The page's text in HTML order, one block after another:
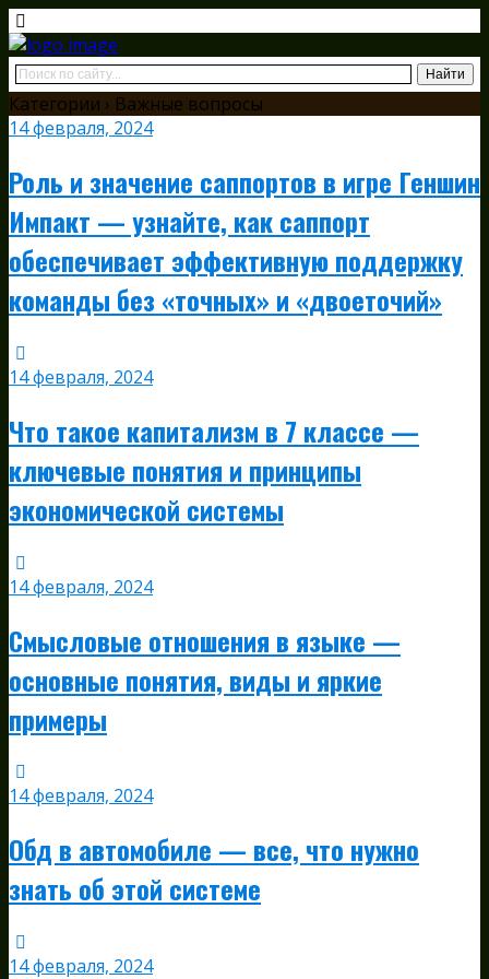
Категории › Важные вопросы
14 февраля, 2024
Роль и значение саппортов в игре Геншин
Импакт — узнайте, как саппорт
обеспечивает эффективную поддержку
команды без «точных» и «двоеточий»
14 февраля, 2024
Что такое капитализм в 7 классе —
ключевые понятия и принципы
экономической системы
14 февраля, 2024
Смысловые отношения в языке —
основные понятия, виды и яркие
примеры
14 февраля, 2024
Обд в автомобиле — все, что нужно
знать об этой системе
14 февраля, 2024